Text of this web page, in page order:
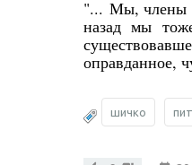
"... Мы, члены
назад мы
оправданное,
шичко